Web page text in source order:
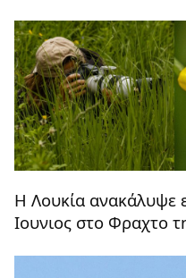
Η Λουκία ανακάλυψε
Ιουνιος στο Φραχτο